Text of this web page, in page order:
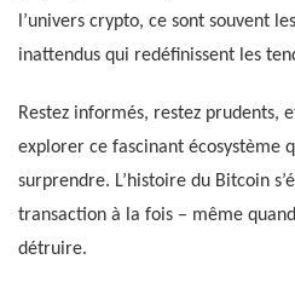
l’univers crypto, ce sont souvent
inattendus qui redéfinissent les
Restez informés, restez prudents,
explorer ce fascinant écosystème
surprendre. L’histoire du Bitcoin
transaction à la fois – même
détruire.